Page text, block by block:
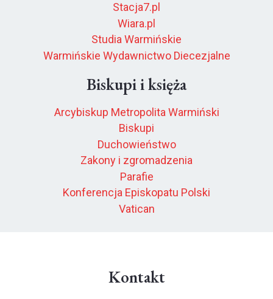
Stacja7.pl
Wiara.pl
Studia Warmińskie
Warmińskie Wydawnictwo Diecezjalne
Biskupi i księża
Arcybiskup Metropolita Warmiński
Biskupi
Duchowieństwo
Zakony i zgromadzenia
Parafie
Konferencja Episkopatu Polski
Vatican
Kontakt